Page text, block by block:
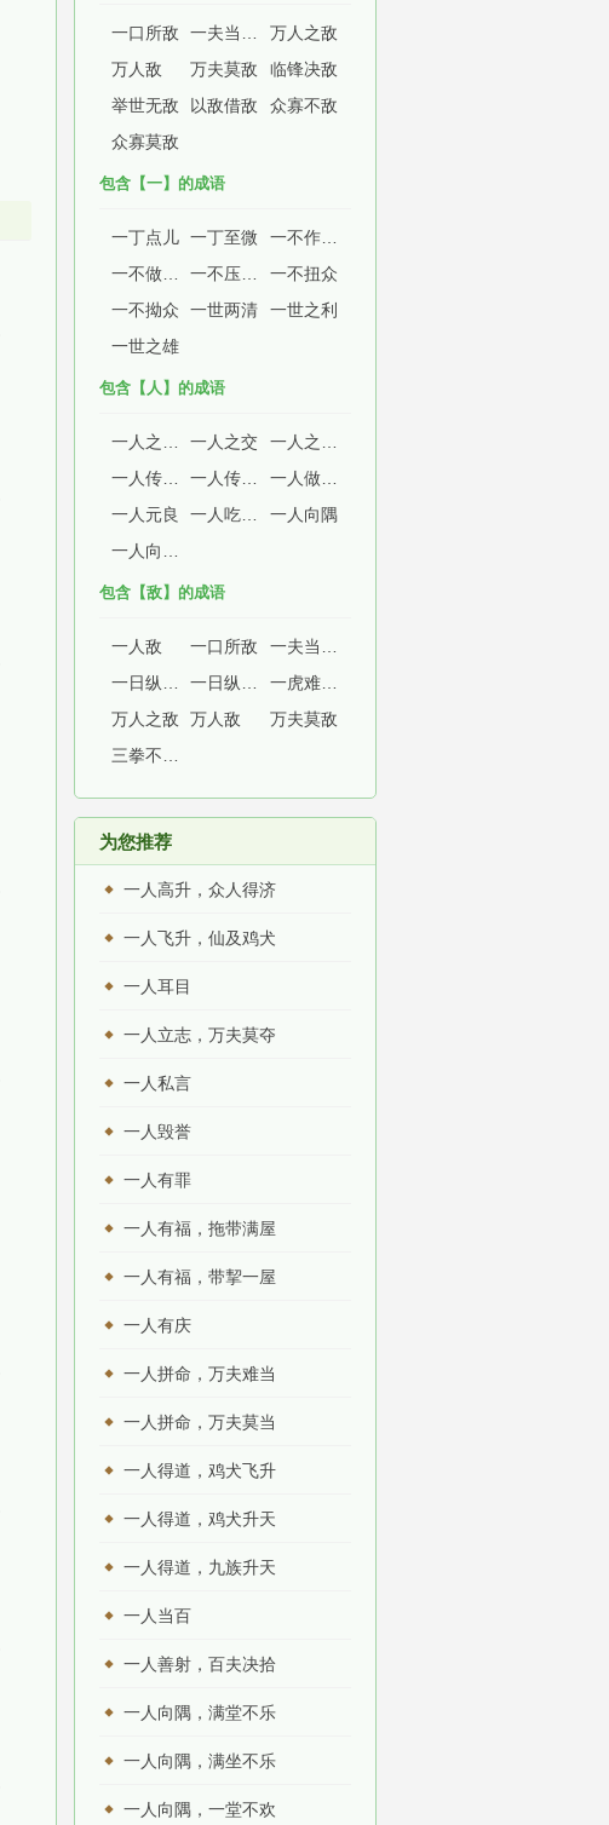
一口所敌
万人之敌
万人敌
万夫莫敌
临锋决敌
举世无敌
以敌借敌
众寡不敌
众寡莫敌
包含【一】的成语
一丁点儿 一丁至微
一不作，二不休
一不扭众
一不拗众
一世两清
一世之利
一世之雄
包含【人】的成语
一人之交
一人做事一人当
一人元良
一人向隅
包含【敌】的成语
一人敌 一口所敌
一虎难敌众犬
万人之敌
万人敌
万夫莫敌
为您推荐
一人高升，众人得济
一人飞升，仙及鸡犬
一人耳目
一人立志，万夫莫夺
一人私言
一人毁誉
一人有罪
一人有福，拖带满屋
一人有福，带挈一屋
一人有庆
一人拼命，万夫难当
一人拼命，万夫莫当
一人得道，鸡犬飞升
一人得道，鸡犬升天
一人得道，九族升天
一人当百
一人善射，百夫决拾
一人向隅，满堂不乐
一人向隅，满坐不乐
一人向隅，一堂不欢